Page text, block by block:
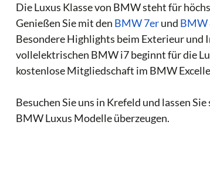
Die Luxus Klasse von BMW steht für
Genießen Sie mit den BMW 7erund BMW
Besondere Highlights beim Exterieur
vollelektrischen BMW i7 beginnt für die
kostenlose Mitgliedschaft im BMW
Besuchen Sie uns in Krefeld und lassen
BMW Luxus Modelle überzeugen.